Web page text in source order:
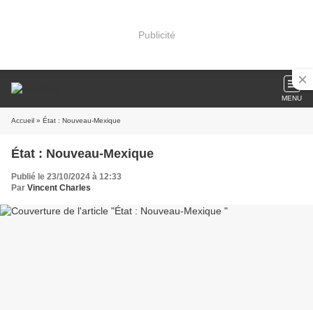
Publicité
MENU
Accueil » État : Nouveau-Mexique
État : Nouveau-Mexique
Publié le 23/10/2024 à 12:33
Par Vincent Charles